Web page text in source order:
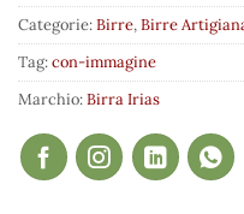
Categorie:Birre,Birre
Tag:con-immagine
Marchio:Birra Irias